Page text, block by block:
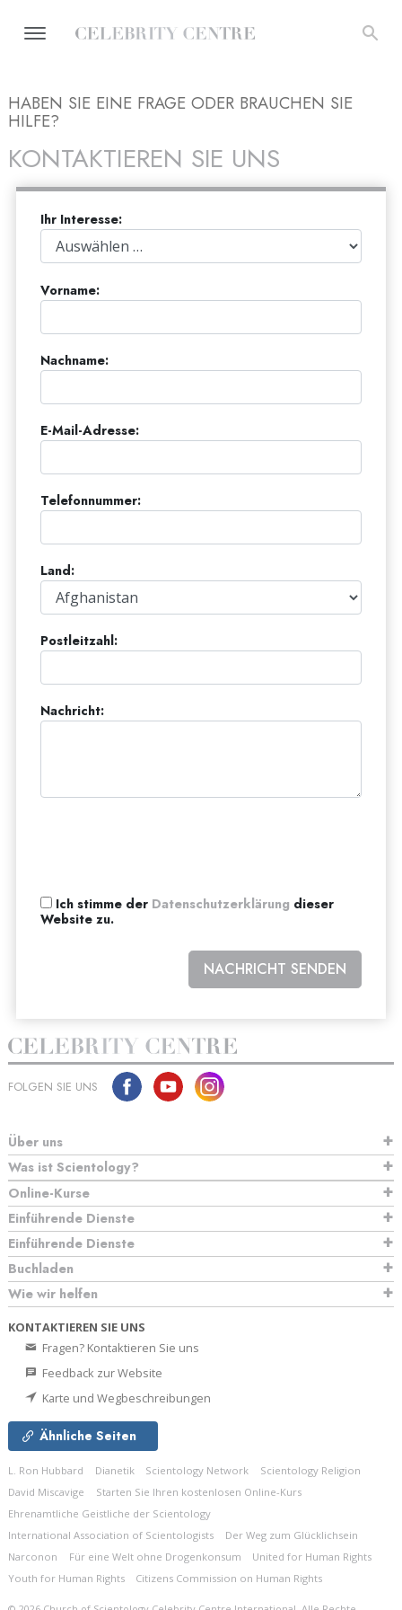
HABEN SIE EINE FRAGE ODER BRAUCHEN SIE
HILFE?
KONTAKTIEREN SIE UNS
Ihr Interesse:
Vorname:
Nachname:
E-Mail-Adresse:
Telefonnummer:
Land:
Postleitzahl:
Nachricht:
Ich stimme der Datenschutzerklärung dieser
Website zu.
NACHRICHT SENDEN
FOLGEN SIE UNS
Über uns
Was ist Scientology?
Online-Kurse
Einführende Dienste
Einführende Dienste
Buchladen
Wie wir helfen
KONTAKTIEREN SIE UNS
Fragen? Kontaktieren Sie uns
Feedback zur Website
Karte und Wegbeschreibungen
Ähnliche Seiten
L. Ron Hubbard Dianetik Scientology Network
Scientology Religion
David Miscavige
Starten Sie Ihren kostenlosen Online-Kurs
Ehrenamtliche Geistliche der Scientology
International Association of Scientologists
Der Weg zum Glücklichsein
Narconon
Für eine Welt ohne Drogenkonsum
United for Human Rights
Youth for Human Rights
Citizens Commission on Human Rights